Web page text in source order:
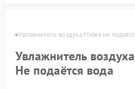
Увлажнитель воздуха Midea не
Увлажнитель воздуха
Не подаётся вода